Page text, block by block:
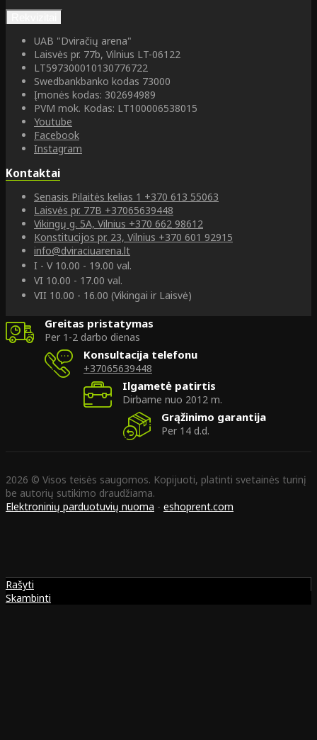
UAB "Dviračių arena"
Laisvės pr. 77b, Vilnius LT-06122
LT597300010130776722
Swedbankbanko kodas 73000
Įmonės kodas: 302694989
PVM mok. Kodas: LT100006538015
Youtube
Facebook
Instagram
Kontaktai
Senasis Pilaitės kelias 1 +370 613 55063
Laisvės pr. 77B +37065639448
Vikingų g. 5A, Vilnius +370 662 98612
Konstitucijos pr. 23, Vilnius +370 601 92915
info@dviraciuarena.lt
I - V 10.00 - 19.00 val.
VI 10.00 - 17.00 val.
VII 10.00 - 16.00 (Vikingai ir Laisvė)
Greitas pristatymas
Per 1-2 darbo dienas
Konsultacija telefonu
+37065639448
Ilgametė patirtis
Dirbame nuo 2012 m.
Grąžinimo garantija
Per 14 d.d.
2026 © Visos teisės saugomos. Kopijuoti, platinti svetainės turinį
be autorių sutikimo draudžiama.
Elektroninių parduotuvių nuoma - eshoprent.com
Rašyti
Skambinti